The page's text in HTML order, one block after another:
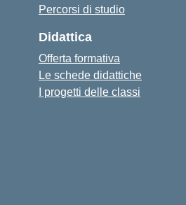
Percorsi di studio
Didattica
Offerta formativa
Le schede didattiche
I progetti delle classi